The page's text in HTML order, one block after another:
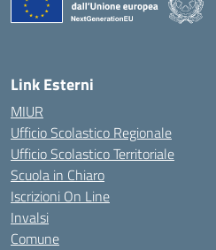
Link Esterni
MIUR
Ufficio Scolastico Regionale
Ufficio Scolastico Territoriale
Scuola in Chiaro
Iscrizioni On Line
Invalsi
Comune